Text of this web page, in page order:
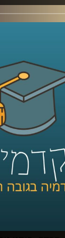
הציפו המון
רווחה
החינוך
באירופה.
מהגבוהות
בעולם המערבי.
בנוסף, מדינת
שסוברים